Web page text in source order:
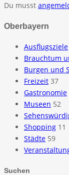
Du musst
Oberbayern
Ausflugsziele
Brauchtum
Burgen und
Freizeit 37
Gastronomie
Museen 52
Shopping 11
Städte 59
Suchen